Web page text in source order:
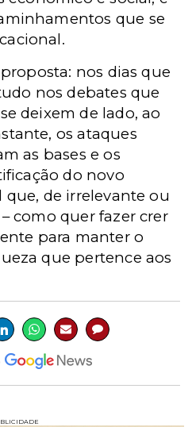
que se
nos dias que
nos debates que
deixem de lado, ao
os ataques
as bases e os
do novo
de irrelevante ou
como quer fazer crer
para manter o
que pertence aos